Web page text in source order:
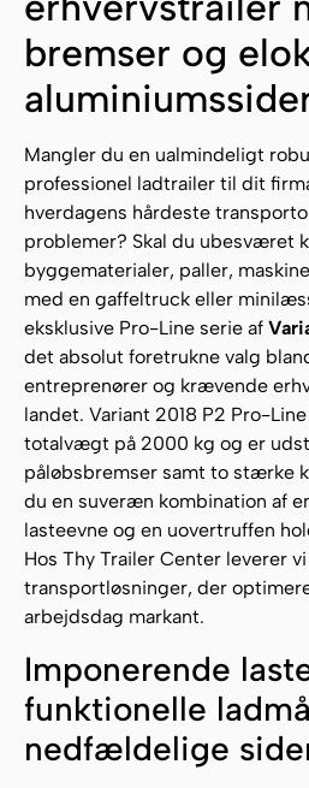
bremser og
Mangler du en ualmindeligt
professionel ladtrailer til dit
hverdagens hårdeste
problemer? Skal du ubesværet
byggematerialer, paller,
med en gaffeltruck eller
eksklusive Pro-Line serie af
det absolut foretrukne valg
entreprenører og krævende
landet. Variant 2018 P2 Pro-
totalvægt på 2000 kg og er
påløbsbremser samt to stærke
du en suveræn kombination af
lasteevne og en uovertruffen
Hos Thy Trailer Center leverer
transportløsninger, der
arbejdsdag markant.
Imponerende
funktionelle
nedfældelige